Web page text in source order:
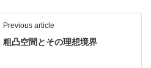
Previous article
粗凸空間とその理想境界